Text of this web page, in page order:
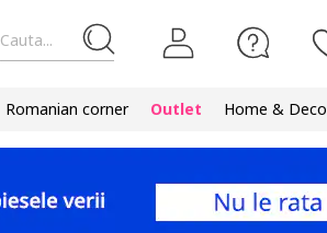
Cauta...
Romanian corner Outlet Home & Deco